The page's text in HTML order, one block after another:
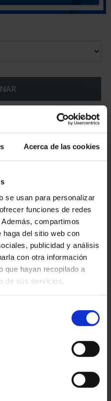
Acerca de las cookies
se usan para personalizar
funciones de redes
compartimos
del sitio web con
publicidad y análisis
con otra información
que hayan recopilado a
de sus servicios.
SUSCRIPCIÓN
CAPITALES DE
PROVINCIA 2
949,00 €
Sólo para usuarios
registrados